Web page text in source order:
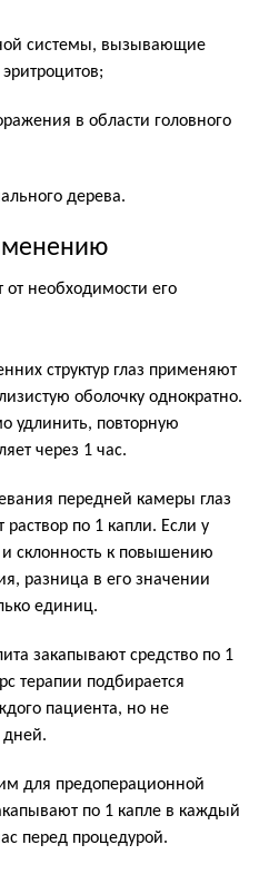
системы, вызывающие
в области головного
дерева.
от необходимости его
структур глаз применяют
оболочку однократно.
удлинить, повторную
через 1 час.
передней камеры глаз
по 1 капли. Если у
склонность к повышению
разница в его значении
единиц.
закапывают средство по 1
терапии подбирается
пациента, но не
дней.
для предоперационной
по 1 капле в каждый
перед процедурой.